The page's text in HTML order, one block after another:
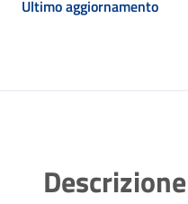
Ultimo aggiornamento
Descrizione